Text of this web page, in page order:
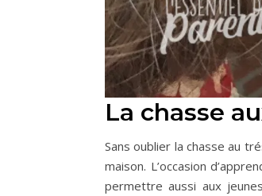
La chasse
Sans oublier la chasse au
maison. L’occasion
permettre aussi aux